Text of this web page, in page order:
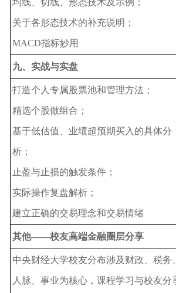
均线、切线、形态技术及示例；
关于各形态技术的补充说明；
MACD指标妙用
九、实战与实盘
打造个人专属股票池和管理方法；
精选个股做组合；
基于低估值、业绩超预期买入的具体分
析；
止盈与止损的触发条件；
实际操作复盘解析；
建立正确的交易理念和交易情绪
其他——校友高端金融圈层分享
中央财经大学校友分布涉及财政、税
人脉、事业为核心，课程学习与校友